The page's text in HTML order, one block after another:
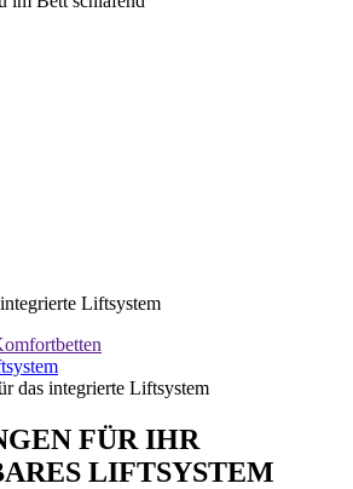
Liftsystem
das integrierte Liftsystem
FÜR IHR
LIFTSYSTEM